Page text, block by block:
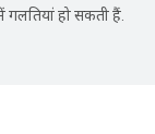
हो सकती हैं.